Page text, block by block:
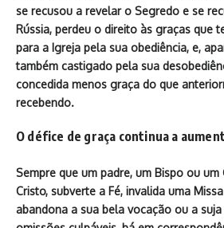
se recusou a revelar o Segredo e se
Rússia, perdeu o direito às graças que
para a Igreja pela sua obediência, e,
também castigado pela sua
concedida menos graça do que
recebendo.
O défice de graça continua a
Sempre que um padre, um Bispo ou
Cristo, subverte a Fé, invalida uma
abandona a sua bela vocação ou a